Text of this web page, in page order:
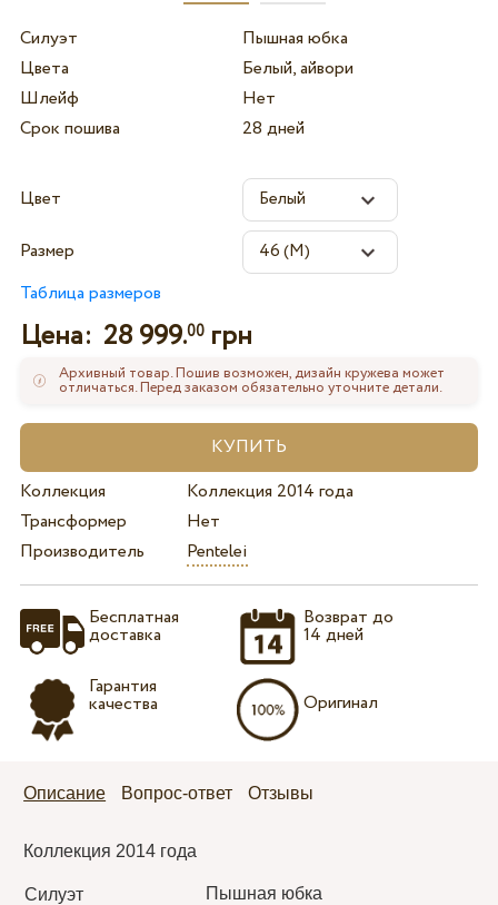
Силуэт
Пышная юбка
Цвета
Белый, айвори
Шлейф
Нет
Срок пошива
28 дней
Цвет
Размер
Таблица размеров
Цена: 28 999.00грн
Архивный товар. Пошив возможен, дизайн кружева может
отличаться. Перед заказом обязательно уточните детали.
Коллекция
Коллекция 2014 года
Трансформер
Нет
Производитель
Pentelei
Бесплатная
доставка
Гарантия
качества
Возврат до
14 дней
Оригинал
Описание Вопрос-ответ Отзывы
Коллекция 2014 года
Силуэт
Пышная юбка